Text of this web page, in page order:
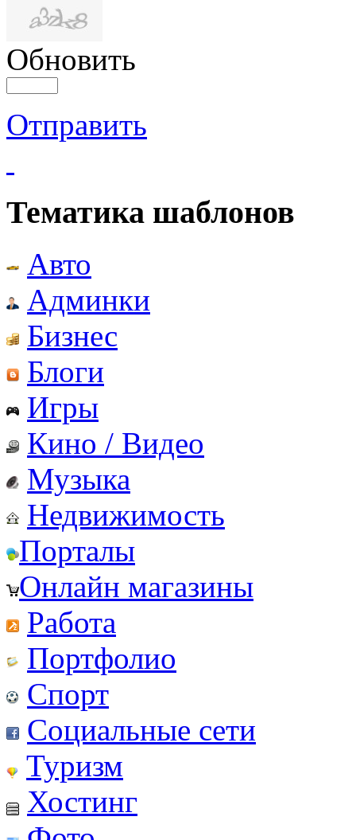
Обновить
Отправить
Тематика шаблонов
Авто
Админки
Бизнес
Блоги
Игры
Кино / Видео
Музыка
Недвижимость
Порталы
Онлайн магазины
Работа
Портфолио
Спорт
Социальные сети
Туризм
Хостинг